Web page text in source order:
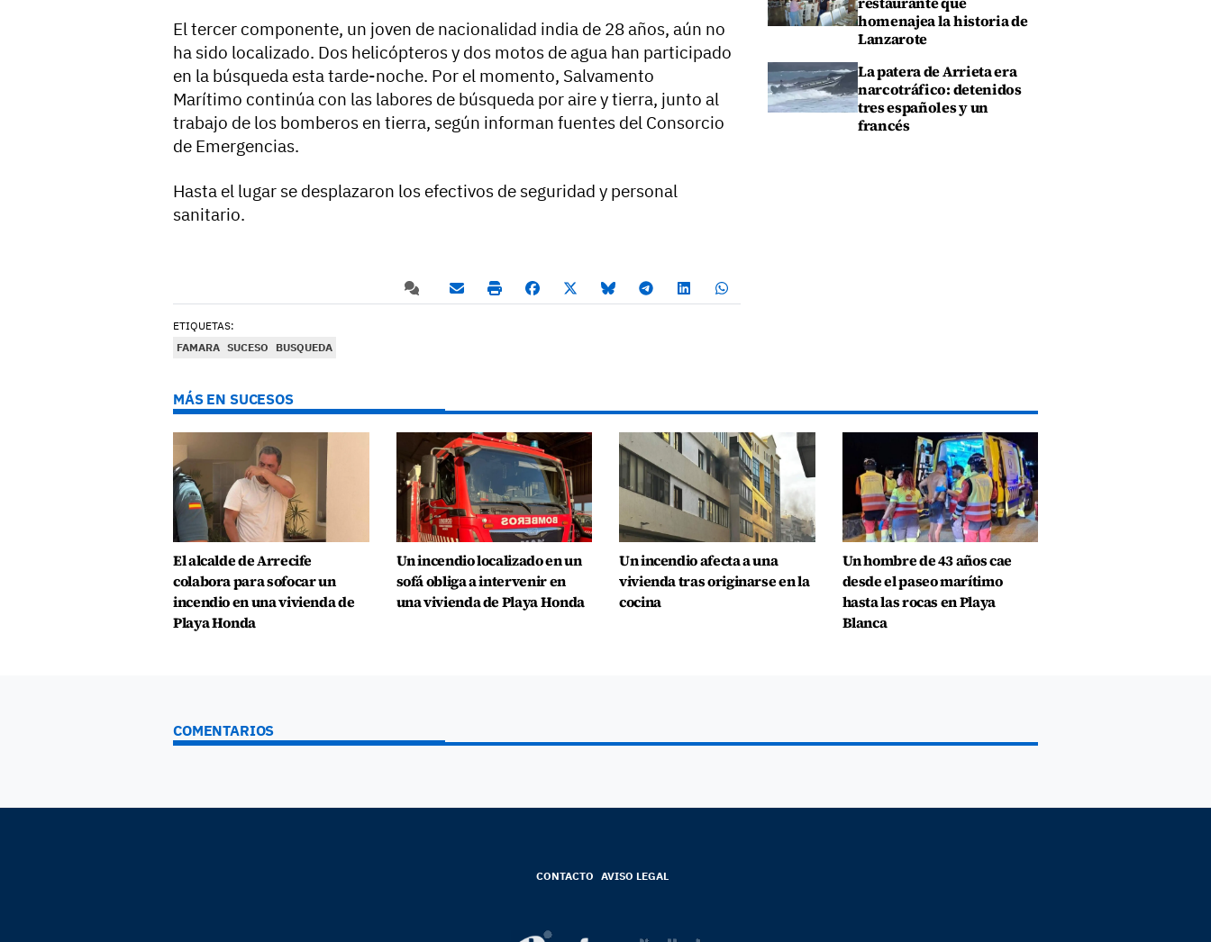
El tercer componente, un joven de nacionalidad india de 28 años, aún no
ha sido localizado. Dos helicópteros y dos motos de agua han participado
en la búsqueda esta tarde-noche. Por el momento, Salvamento
Marítimo continúa con las labores de búsqueda por aire y tierra, junto al
trabajo de los bomberos en tierra, según informan fuentes del Consorcio
de Emergencias.
Hasta el lugar se desplazaron los efectivos de seguridad y personal
sanitario.
ETIQUETAS:
FAMARA SUCESO BUSQUEDA
homenajea la historia de
Lanzarote
La patera de Arrieta era
narcotráfico: detenidos
tres españoles y un
francés
MÁS EN SUCESOS
El alcalde de Arrecife
colabora para sofocar un
incendio en una vivienda de
Playa Honda
Un incendio localizado en un
sofá obliga a intervenir en
una vivienda de Playa Honda
Un incendio afecta a una
vivienda tras originarse en la
cocina
Un hombre de 43 años cae
desde el paseo marítimo
hasta las rocas en Playa
Blanca
COMENTARIOS
CONTACTO AVISO LEGAL